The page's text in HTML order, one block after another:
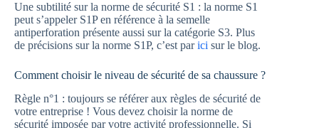
Une subtilité sur la norme de sécurité S1 : la norme S1
peut s’appeler S1P en référence à la semelle
antiperforation présente aussi sur la catégorie S3. Plus
de précisions sur la norme S1P, c’est parici sur le blog.
Comment choisir le niveau de sécurité de sa chaussure ?
Règle n°1 : toujours se référer aux règles de sécurité de
votre entreprise ! Vous devez choisir la norme de
sécurité imposée par votre activité professionnelle. Si